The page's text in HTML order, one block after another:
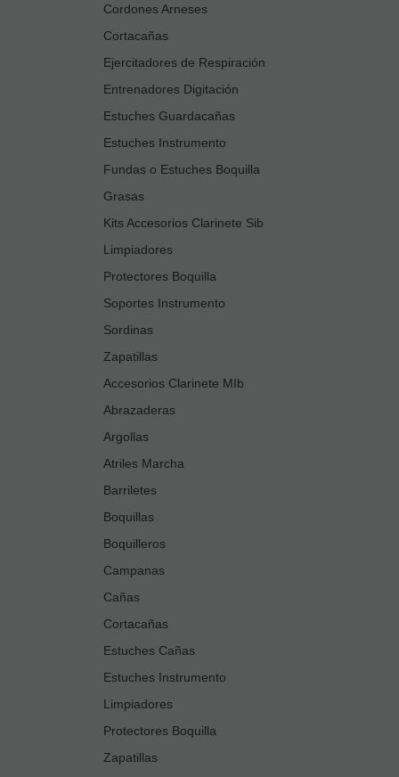
Cordones Arneses
Cortacañas
Ejercitadores de Respiración
Entrenadores Digitación
Estuches Guardacañas
Estuches Instrumento
Fundas o Estuches Boquilla
Grasas
Kits Accesorios Clarinete Sib
Limpiadores
Protectores Boquilla
Soportes Instrumento
Sordinas
Zapatillas
Accesorios Clarinete MIb
Abrazaderas
Argollas
Atriles Marcha
Barriletes
Boquillas
Boquilleros
Campanas
Cañas
Cortacañas
Estuches Cañas
Estuches Instrumento
Limpiadores
Protectores Boquilla
Zapatillas